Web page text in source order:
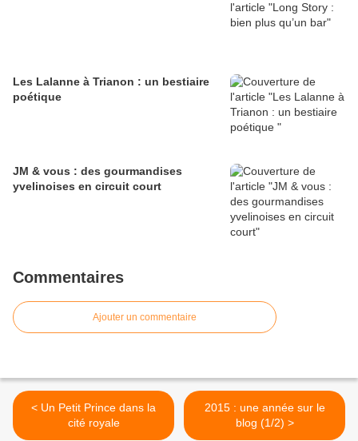
Les Lalanne à Trianon : un bestiaire
poétique
JM & vous : des gourmandises
yvelinoises en circuit court
Commentaires
Ajouter un commentaire
< Un Petit Prince dans la
cité royale
2015 : une année sur le
blog (1/2) >